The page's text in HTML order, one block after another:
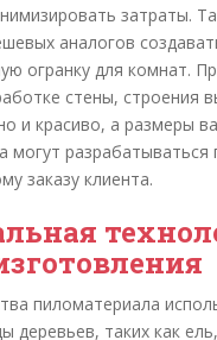
затраты.
аналогов
огранку для комнат.
стены, строения
и красиво, а размеры
могут разрабатываться
заказу клиента.
пиломатериала
деревьев, таких как